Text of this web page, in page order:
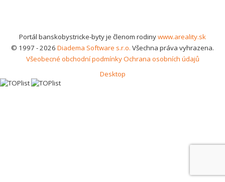
Portál banskobystricke-byty je členom rodinywww.areality.sk
© 1997 - 2026 Diadema Software s.r.o. Všechna práva vyhrazena.
Všeobecné obchodní podmínkyOchrana osobních údajů
Desktop